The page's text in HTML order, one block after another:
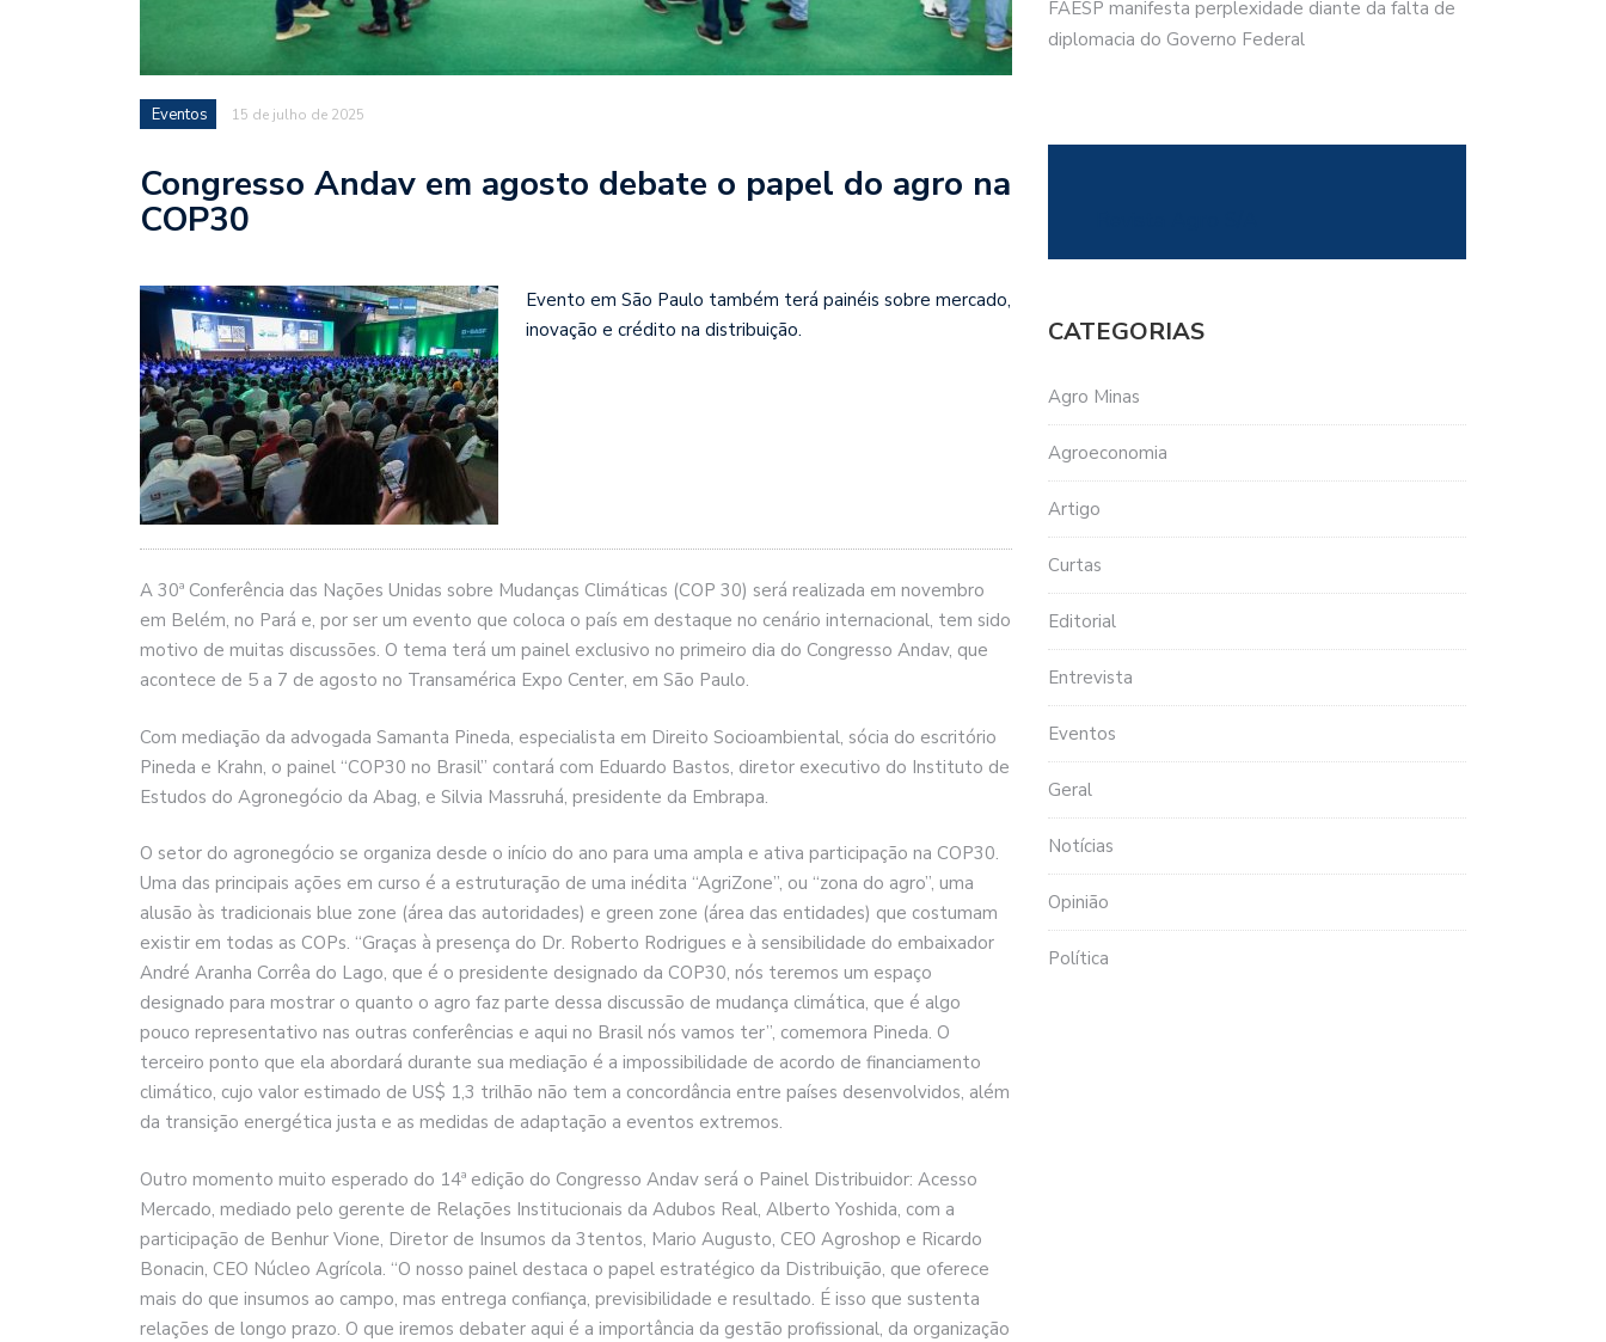
Eventos 15 de julho de 2025
Congresso Andav em agosto debate o papel do agro na
COP30
Evento em São Paulo também terá painéis sobre mercado,
inovação e crédito na distribuição.
A 30ª Conferência das Nações Unidas sobre Mudanças Climáticas (COP 30) será realizada em novembro
em Belém, no Pará e, por ser um evento que coloca o país em destaque no cenário internacional, tem sido
motivo de muitas discussões. O tema terá um painel exclusivo no primeiro dia do Congresso Andav, que
acontece de 5 a 7 de agosto no Transamérica Expo Center, em São Paulo.
Com mediação da advogada Samanta Pineda, especialista em Direito Socioambiental, sócia do escritório
Pineda e Krahn, o painel “COP30 no Brasil” contará com Eduardo Bastos, diretor executivo do Instituto de
Estudos do Agronegócio da Abag, e Silvia Massruhá, presidente da Embrapa.
O setor do agronegócio se organiza desde o início do ano para uma ampla e ativa participação na COP30.
Uma das principais ações em curso é a estruturação de uma inédita “AgriZone”, ou “zona do agro”, uma
alusão às tradicionais blue zone (área das autoridades) e green zone (área das entidades) que costumam
existir em todas as COPs. “Graças à presença do Dr. Roberto Rodrigues e à sensibilidade do embaixador
André Aranha Corrêa do Lago, que é o presidente designado da COP30, nós teremos um espaço
designado para mostrar o quanto o agro faz parte dessa discussão de mudança climática, que é algo
pouco representativo nas outras conferências e aqui no Brasil nós vamos ter”, comemora Pineda. O
terceiro ponto que ela abordará durante sua mediação é a impossibilidade de acordo de financiamento
climático, cujo valor estimado de US$ 1,3 trilhão não tem a concordância entre países desenvolvidos, além
da transição energética justa e as medidas de adaptação a eventos extremos.
Outro momento muito esperado do 14ª edição do Congresso Andav será o Painel Distribuidor: Acesso
Mercado, mediado pelo gerente de Relações Institucionais da Adubos Real, Alberto Yoshida, com a
participação de Benhur Vione, Diretor de Insumos da 3tentos, Mario Augusto, CEO Agroshop e Ricardo
Bonacin, CEO Núcleo Agrícola. “O nosso painel destaca o papel estratégico da Distribuição, que oferece
mais do que insumos ao campo, mas entrega confiança, previsibilidade e resultado. É isso que sustenta
relações de longo prazo. O que iremos debater aqui é a importância da gestão profissional, da organização
FAESP manifesta perplexidade diante da falta de
diplomacia do Governo Federal
CATEGORIAS
Agro Minas
Agroeconomia
Artigo
Curtas
Editorial
Entrevista
Eventos
Geral
Notícias
Opinião
Política